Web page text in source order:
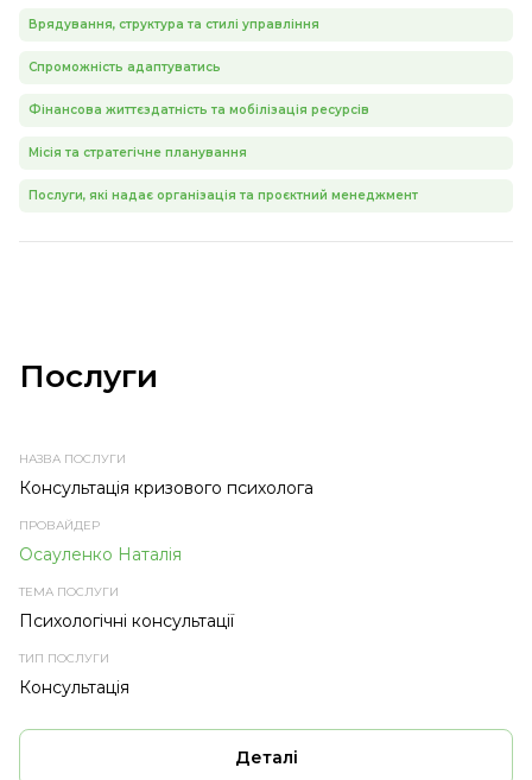
Врядування, структура та стилі управління
Спроможність адаптуватись
Фінансова життєздатність та мобілізація ресурсів
Місія та стратегічне планування
Послуги, які надає організація та проєктний менеджмент
Послуги
НАЗВА ПРОВАЙДЕР
Консультація кризового психолога
Осауленко Наталія
Психологічні консультації
Консультація
Деталі